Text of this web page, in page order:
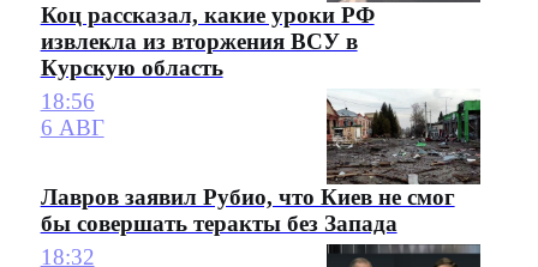
Коц рассказал, какие уроки РФ
извлекла из вторжения ВСУ в
Курскую область
18:56
6 АВГ
Лавров заявил Рубио, что Киев не смог
бы совершать теракты без Запада
18:32